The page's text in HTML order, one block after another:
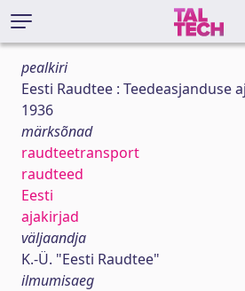
pealkiri
Eesti Raudtee : Teedeasjanduse
1936
märksõnad
raudteetransport
raudteed
Eesti
ajakirjad
väljaandja
K.-Ü. "Eesti Raudtee"
ilmumisaeg